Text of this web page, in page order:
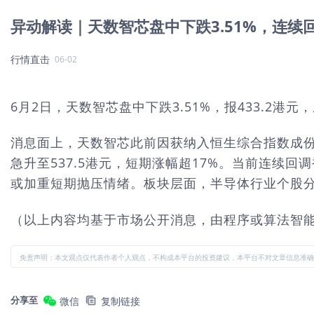
异动解读｜天数智芯盘中下跌3.51%，连续
行情直击 06-02
6月2日，天数智芯盘中下跌3.51%，报433.2港元
消息面上，天数智芯此前因获纳入恒生综合指数
急升至537.5港元，短期涨幅超17%。当前连续回
或加重短期抛压情绪。板块层面，半导体行业个
（以上内容均基于市场公开消息，由程序或算法
免责声明：本文观点仅代表作者个人观点，不构成本平台的投资建议，本平台不对文章信息
分享至 微信 复制链接